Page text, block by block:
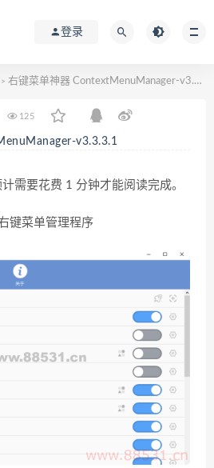
登录
> 右键菜单神器 ContextMenuManager-v3.3.3.1
125
v3.3.3.1
需要花费 1 分钟才能阅读完成。
键菜单管理程序